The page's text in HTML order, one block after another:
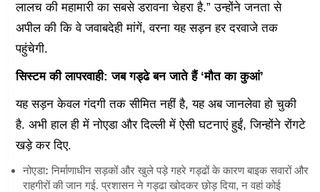
लालच की महामारी का सबसे डरावना चेहरा है.” उन्होंने जनता से
अपील की कि वे जवाबदेही मांगें, वरना यह सड़न हर दरवाजे तक
पहुंचेगी.
सिस्टम की लापरवाही: जब गड्ढे बन जाते हैं ‘मौत का कुआं’
यह सड़न केवल गंदगी तक सीमित नहीं है, यह अब जानलेवा हो चुकी
है. अभी हाल ही में नोएडा और दिल्ली में ऐसी घटनाएं हुईं, जिन्होंने रोंगटे
खड़े कर दिए.
नोएडा: निर्माणाधीन सड़कों और खुले पड़े गहरे गड्ढों के कारण बाइक सवारों और
राहगीरों की जान गई. प्रशासन ने गड्ढा खोदकर छोड़ दिया, न वहां कोई